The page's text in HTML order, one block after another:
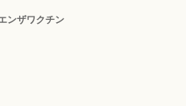
ンザワクチン